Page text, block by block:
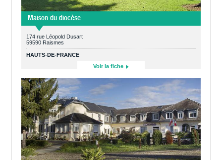
Maison du diocèse
174 rue Léopold Dusart
59590 Raismes
HAUTS-DE-FRANCE
Voir la fiche